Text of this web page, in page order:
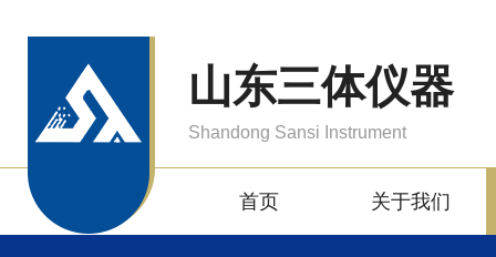
山东三体仪器
Shandong Sansi Instrument
首页 关于我们